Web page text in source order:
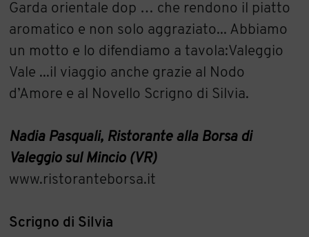
Garda orientale dop … che rendono il piatto
aromatico e non solo aggraziato... Abbiamo
un motto e lo difendiamo a tavola:Valeggio
Vale ...il viaggio anche grazie al Nodo
d’Amore e al Novello Scrigno di Silvia.
Nadia Pasquali, Ristorante alla Borsa di
Valeggio sul Mincio (VR)
www.ristoranteborsa.it
Scrigno di Silvia